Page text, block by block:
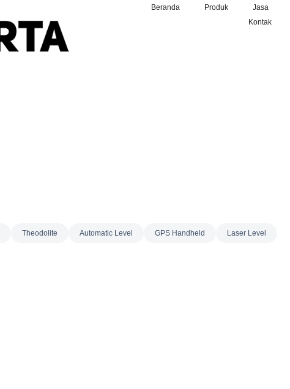
Beranda Produk Jasa
Kontak
Theodolite Automatic Level GPS Handheld Laser Level